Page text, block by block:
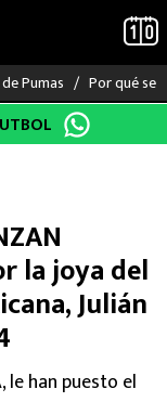
Pumas Por qué se
la joya del
Julián
le han puesto el